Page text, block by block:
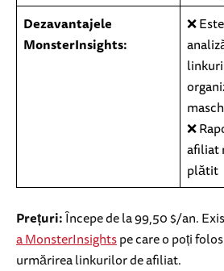
Dezavantajele
MonsterInsights:
❌
❌
afiliat
plătit
Prețuri:Începe de la 99,50 $/an.
a MonsterInsightspe care o poți
urmărirea linkurilor de afiliat.